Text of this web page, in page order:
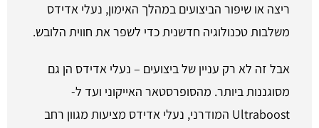
ריצה או שיפור הביצועים במהלך האימון, נעלי אדידס
משלבות טכנולוגיה חדשנית כדי לשפר את חווית הלובש.
אבל זה לא רק עניין של ביצועים – נעלי אדידס הן גם
מסוגננות ביותר. מהסופרסטאר האייקוני ועד ל-
Ultraboost המודרני, נעלי אדידס מציעות מגוון רחב